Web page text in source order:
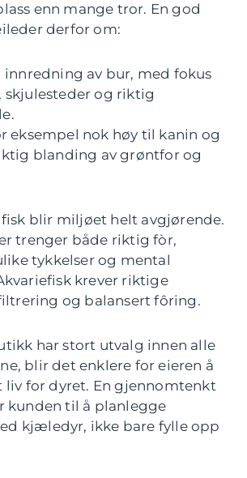
enn mange tror. En god
derfor om:
innredning av bur, med fokus
skjulesteder og riktig
eksempel nok høy til kanin og
blanding av grøntfor og
blir miljøet helt avgjørende.
trenger både riktig fòr,
tykkelser og mental
krever riktige
og balansert fôring.
har stort utvalg innen alle
blir det enklere for eieren å
liv for dyret. En gjennomtenkt
kunden til å planlegge
kjæledyr, ikke bare fylle opp